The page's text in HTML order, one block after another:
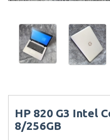
HP 820 G3 Intel
8/256GB